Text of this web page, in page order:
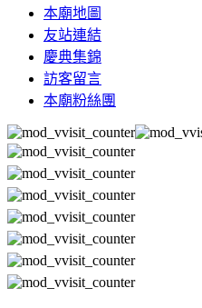
本廟地圖
友站連結
慶典集錦
訪客留言
本廟粉絲團